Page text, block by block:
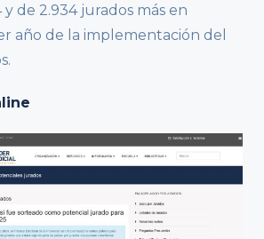
de 2.934 jurados más en
año de la implementación del